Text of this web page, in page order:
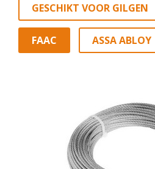
GESCHIKT VOOR GILGEN
FAAC ASSA ABLOY